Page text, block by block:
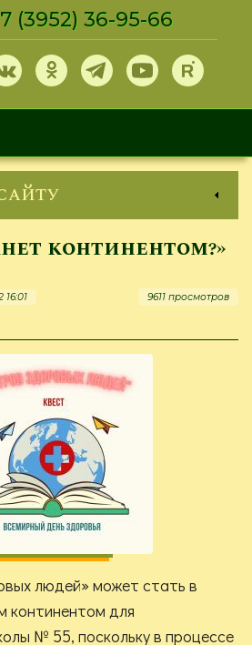
(3952) 36-95-66
континентом?»
9611 просмотров
людей» может стать в
континентом для
№ 55, поскольку в процессе